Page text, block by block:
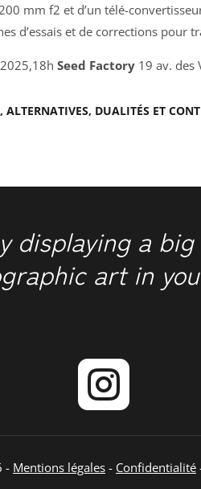
mm f2 et d’un télé-
d’essais et de corrections
Seed Factory 19 av. des
DUALITÉS ET
displaying a
art in

- Mentions légales - Confidentialité